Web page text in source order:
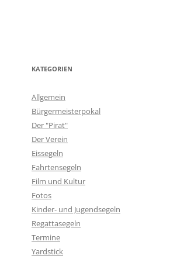
KATEGORIEN
Allgemein
Bürgermeisterpokal
Der "Pirat"
Der Verein
Eissegeln
Fahrtensegeln
Film und Kultur
Fotos
Kinder- und Jugendsegeln
Regattasegeln
Termine
Yardstick